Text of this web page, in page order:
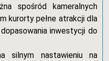
spośród kameralnych
kurorty pełne atrakcji dla
inwestycji do
silnym nastawieniu na